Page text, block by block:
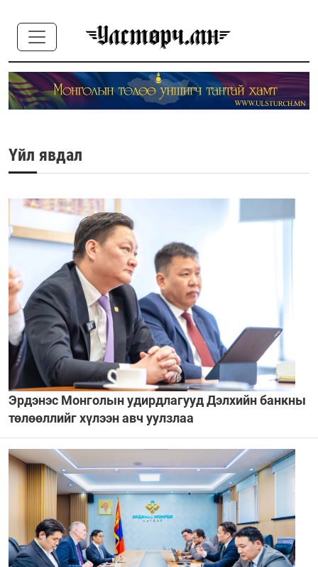
Үйл явдал
Эрдэнэс Монголын удирдлагууд Дэлхийн банкны
төлөөллийг хүлээн авч уулзлаа